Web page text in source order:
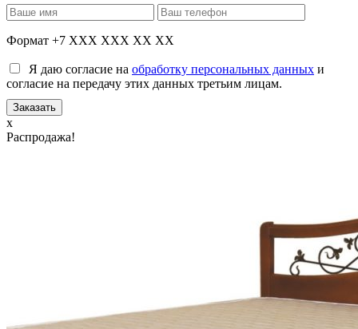
Формат +7 XXX XXX XX XX
Я даю согласие на обработку персональных данных и
согласие на передачу этих данных третьим лицам.
x
Распродажа!